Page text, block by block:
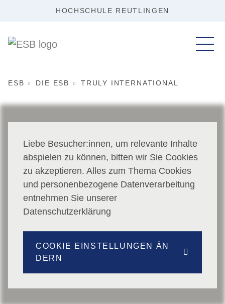
HOCHSCHULE REUTLINGEN
ESB DIE ESB TRULY INTERNATIONAL
Liebe Besucher:innen, um relevante Inhalte
abspielen zu können, bitten wir Sie Cookies
zu akzeptieren. Alles zum Thema Cookies
und personenbezogene Datenverarbeitung
entnehmen Sie unserer
Datenschutzerklärung
COOKIE EINSTELLUNGEN ÄN
DERN